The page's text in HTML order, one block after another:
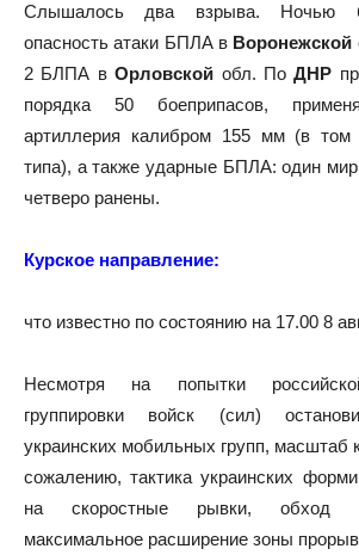
Слышалось два взрыва. Ночью
опасность атаки БПЛА в Воронежской
2 БЛПА вОрловской обл. ПоДНР
порядка 50 боеприпасов,
артиллерия калибром 155 мм (в том
типа), а также ударные БПЛА: один
четверо ранены.
Курское направление:
что известно по состоянию на 17.00 8
Несмотря на попытки
группировки войск (сил)
украинских мобильных групп, масштаб
сожалению, тактика украинских
на скоростные рывки, обход
максимальное расширение зоны